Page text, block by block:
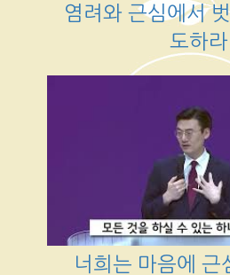
염려와 근심에서
도하라
너희는 마음에 근